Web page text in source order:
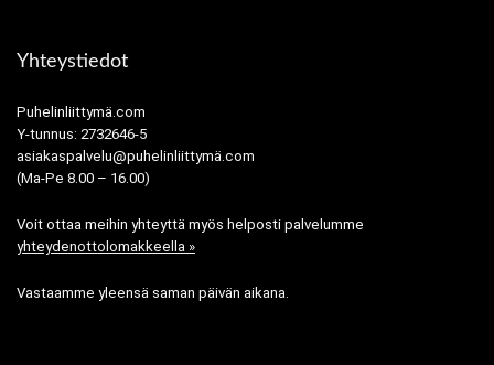
Yhteystiedot
Puhelinliittymä.com
Y-tunnus: 2732646-5
asiakaspalvelu@puhelinliittymä.com
(Ma-Pe 8.00 – 16.00)
Voit ottaa meihin yhteyttä myös helposti palvelumme
yhteydenottolomakkeella »
Vastaamme yleensä saman päivän aikana.